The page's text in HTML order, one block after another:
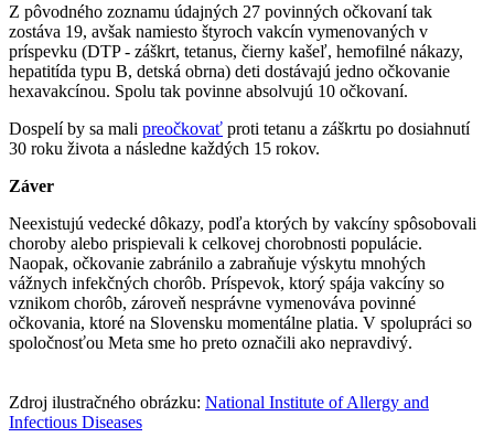
Z pôvodného zoznamu údajných 27 povinných očkovaní tak
zostáva 19, avšak namiesto štyroch vakcín vymenovaných v
príspevku (DTP - záškrt, tetanus, čierny kašeľ, hemofilné nákazy,
hepatitída typu B, detská obrna) deti dostávajú jedno očkovanie
hexavakcínou. Spolu tak povinne absolvujú 10 očkovaní.
Dospelí by sa mali preočkovať proti tetanu a záškrtu po dosiahnutí
30 roku života a následne každých 15 rokov.
Záver
Neexistujú vedecké dôkazy, podľa ktorých by vakcíny spôsobovali
choroby alebo prispievali k celkovej chorobnosti populácie.
Naopak, očkovanie zabránilo a zabraňuje výskytu mnohých
vážnych infekčných chorôb. Príspevok, ktorý spája vakcíny so
vznikom chorôb, zároveň nesprávne vymenováva povinné
očkovania, ktoré na Slovensku momentálne platia. V spolupráci so
spoločnosťou Meta sme ho preto označili ako nepravdivý.
Zdroj ilustračného obrázku: National Institute of Allergy and
Infectious Diseases